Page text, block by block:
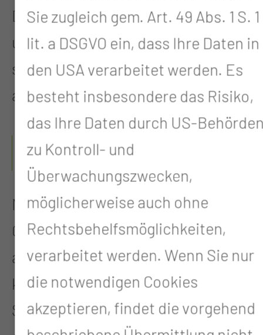
Die Untersuchung ist notwendig,
um eine sichere Diagnose zu
stellen und die Behandlung gezielt
auszurichten.
WIE IST DER ABLAUF DER
UNTERSUCHUNG?
Nach der Entnahme wird das
Gewebe im Labor speziell
aufbereitet. Dazu wird es
konserviert, in sehr dünne
Schnitte geschnitten und unter
Sie zugleich gem. Art. 49 Abs. 1 S. 1
lit. a DSGVO ein, dass Ihre Daten in
den USA verarbeitet werden. Es
besteht insbesondere das Risiko,
das Ihre Daten durch US-
zu Kontroll- und
Überwachungszwecken,
möglicherweise auch ohne
Rechtsbehelfsmöglichkeiten,
verarbeitet werden. Wenn Sie nur
die notwendigen Cookies
akzeptieren, findet die vorgehend